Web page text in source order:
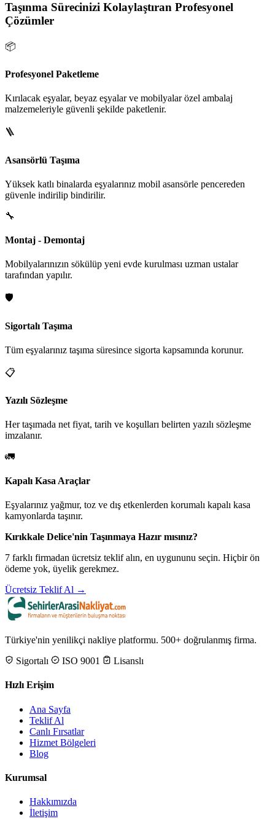
Taşınma Sürecinizi Kolaylaştıran Profesyonel
Çözümler
📦
Profesyonel Paketleme
Kırılacak eşyalar, beyaz eşyalar ve mobilyalar özel ambalaj
malzemeleriyle güvenli şekilde paketlenir.
🪜
Asansörlü Taşıma
Yüksek katlı binalarda eşyalarınız mobil asansörle pencereden
güvenle indirilip bindirilir.
🔧
Montaj - Demontaj
Mobilyalarınızın sökülüp yeni evde kurulması uzman ustalar
tarafından yapılır.
🛡️
Sigortalı Taşıma
Tüm eşyalarınız taşıma süresince sigorta kapsamında korunur.
📋
Yazılı Sözleşme
Her taşımada net fiyat, tarih ve koşulları belirten yazılı sözleşme
imzalanır.
🚛
Kapalı Kasa Araçlar
Eşyalarınız yağmur, toz ve dış etkenlerden korumalı kapalı kasa
kamyonlarda taşınır.
Kırıkkale Delice'nin Taşınmaya Hazır mısınız?
7 farklı firmadan ücretsiz teklif alın, en uygununu seçin. Hiçbir ön
ödeme yok, üyelik gerekmez.
Ücretsiz Teklif Al →
Türkiye'nin yenilikçi nakliye platformu. 500+ doğrulanmış firma.
Sigortalı
ISO 9001 Lisanslı
Hızlı Erişim
Ana Sayfa
Teklif Al
Canlı Fırsatlar
Hizmet Bölgeleri
Blog
Kurumsal
Hakkımızda
İletişim